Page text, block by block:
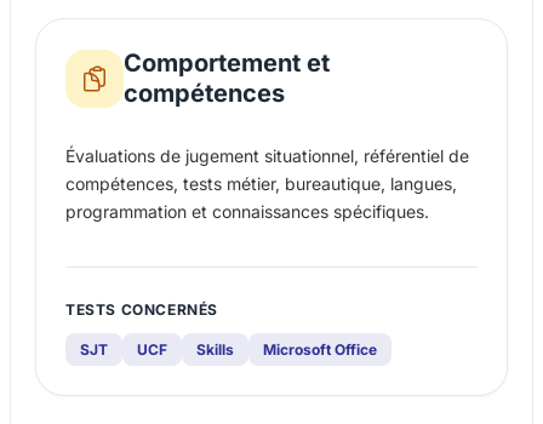
Comportement et
compétences
Évaluations de jugement situationnel, référentiel de
compétences, tests métier, bureautique, langues,
programmation et connaissances spécifiques.
TESTS CONCERNÉS
SJT UCF Skills Microsoft Office